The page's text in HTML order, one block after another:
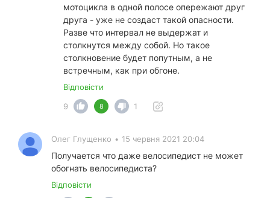
мотоцикла в одной полосе опережают друг
друга - уже не создаст такой опасности.
Разве что интервал не выдержат и
столкнутся между собой. Но такое
столкновение будет попутным, а не
встречным, как при обгоне.
Відповісти
9
8 1
Олег Глущенко • 15 червня 2021 20:04
Получается что даже велосипедист не может
обогнать велосипедиста?
Відповісти